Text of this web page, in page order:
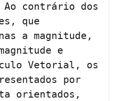
contrário dos
que
a magnitude,
e
Vetorial, os
por
orientados,